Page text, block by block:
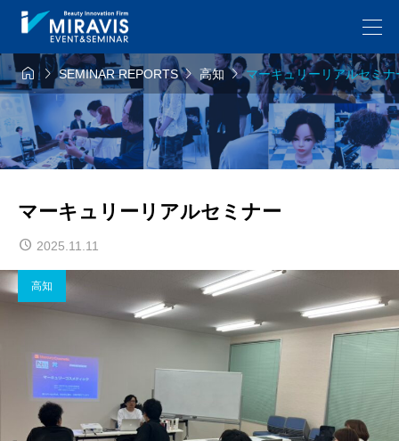
SEMINAR REPORTS高知マーキュリーリアルセミナ
マーキュリーリアルセミナー
2025.11.11
高知